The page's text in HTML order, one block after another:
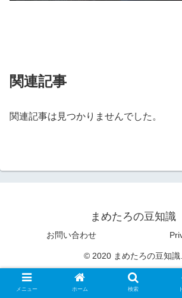
関連記事
関連記事は見つかりませんでした。
まめたろの豆知識
お問い合わせ
© 2020 まめたろの豆知識.
メニュー ホーム 検索